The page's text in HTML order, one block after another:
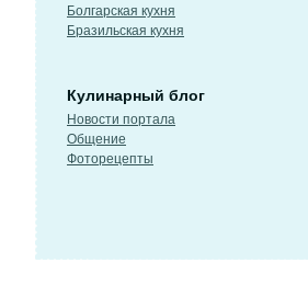
Болгарская кухня
Бразильская кухня
Кулинарный блог
Новости портала
Общение
Фоторецепты